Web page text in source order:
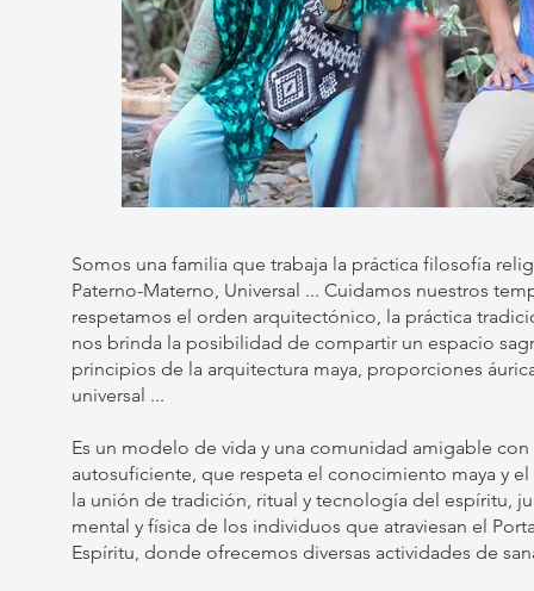
Somos una familia que trabaja la práctica filosofía
Paterno-Materno, Universal ... Cuidamos nuestros
respetamos el orden arquitectónico, la práctica
nos brinda la posibilidad de compartir un espacio
principios de la arquitectura maya, proporciones
universal ...
Es un modelo de vida y una comunidad amigable
autosuficiente, que respeta el conocimiento maya y
la unión de tradición, ritual y tecnología del espíritu,
mental y física de los individuos que atraviesan el
Espíritu, donde ofrecemos diversas actividades de